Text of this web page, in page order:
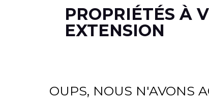
PROPRIÉTÉS À
EXTENSION
OUPS, NOUS N'AVONS